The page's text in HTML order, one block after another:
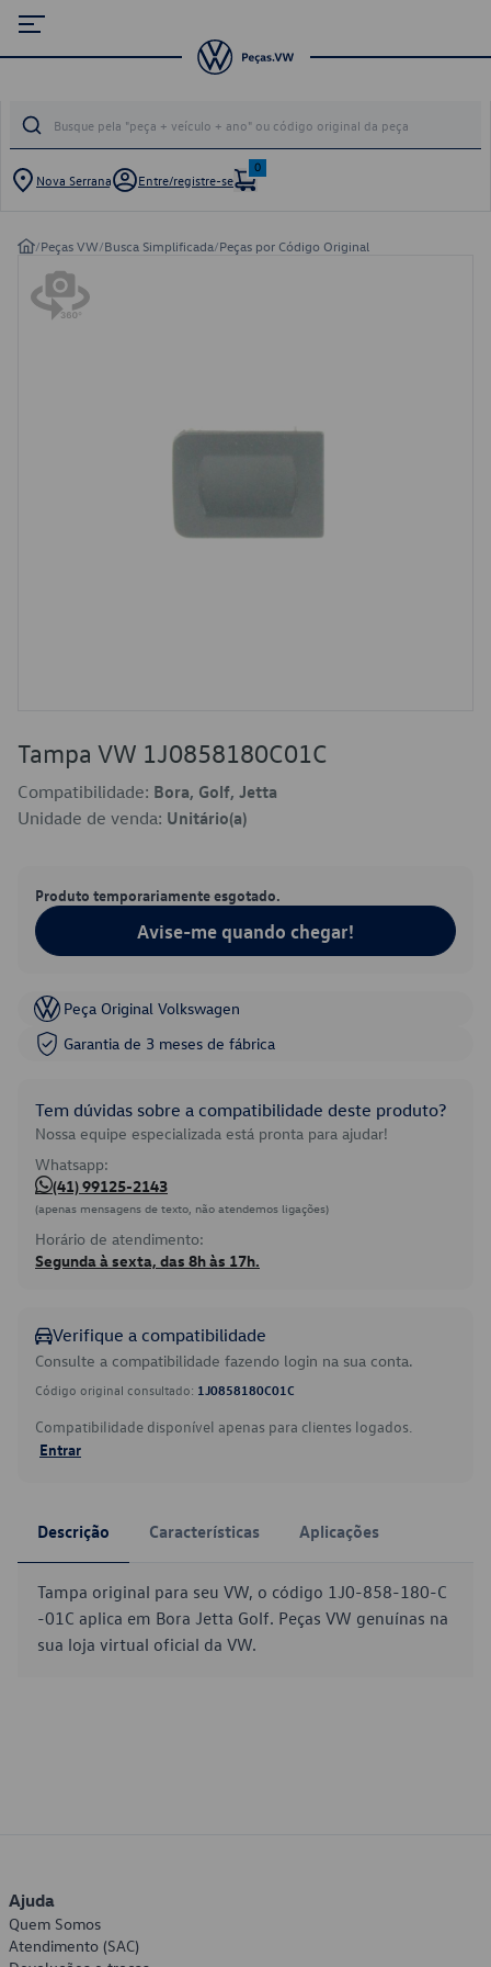
Nova Serrana Entre/registre-se
0
/Peças VW/Busca Simplificada/Peças por Código Original
Tampa VW 1J0858180C01C
Compatibilidade: Bora, Golf, Jetta
Unidade de venda: Unitário(a)
Produto temporariamente esgotado.
Avise-me quando chegar!
Peça Original Volkswagen
Garantia de 3 meses de fábrica
Tem dúvidas sobre a compatibilidade deste produto?
Nossa equipe especializada está pronta para ajudar!
Whatsapp:
(41) 99125-2143
(apenas mensagens de texto, não atendemos ligações)
Horário de atendimento:
Segunda à sexta, das 8h às 17h.
Verifique a compatibilidade
Consulte a compatibilidade fazendo login na sua conta.
Código original consultado: 1J0858180C01C
Compatibilidade disponível apenas para clientes logados.
Entrar
Descrição Características Aplicações
Tampa original para seu VW, o código 1J0-858-180-C
-01C aplica em Bora Jetta Golf. Peças VW genuínas na
sua loja virtual oficial da VW.
Ajuda
Quem Somos
Atendimento (SAC)